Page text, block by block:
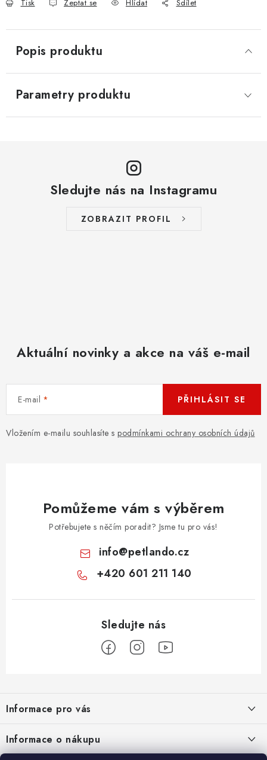
Tisk Zeptat se Hlídat Sdílet
Popis produktu
Parametry produktu
Sledujte nás na Instagramu
ZOBRAZIT PROFIL
Aktuální novinky a akce na váš e-mail
E-mail
Vložením e-mailu souhlasíte s podmínkami ochrany osobních údajů
PŘIHLÁSIT SE
Pomůžeme vám s výběrem
Potřebujete s něčím poradit? Jsme tu pro vás!
info@petlando.cz
+420 601 211 140
p
a
t
Informace pro vás
Nové věrnostní podmínky
Chovatelský program
Informace o nákupu